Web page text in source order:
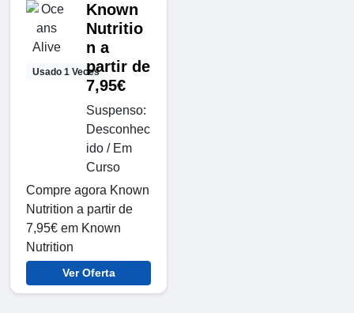
Usado 1 Veces
Known
Nutritio
n a
partir de
7,95€
Suspenso:
Desconhec
ido / Em
Curso
Compre agora Known
Nutrition a partir de
7,95€ em Known
Nutrition
Ver Oferta